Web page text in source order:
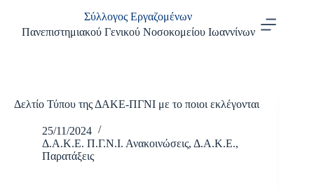
περιεχόμενο
Σύλλογος Εργαζομένων
Πανεπιστημιακού Γενικού Νοσοκομείου Ιωαννίνων
Δελτίο Τύπου της ΔΑΚΕ-ΠΓΝΙ με το ποιοι εκλέγονται
25/11/2024
Δ.Α.Κ.Ε. Π.Γ.Ν.Ι. Ανακοινώσεις, Δ.Α.Κ.Ε.,
Παρατάξεις